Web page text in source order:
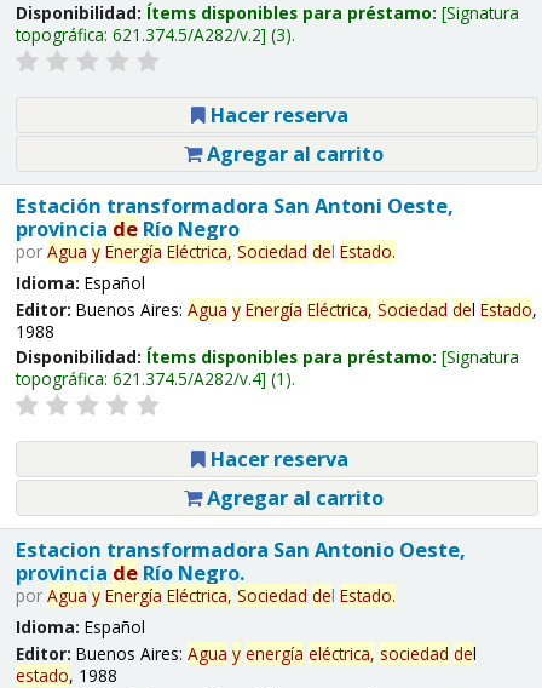
Disponibilidad: Ítems disponibles para préstamo: Signatura
topográfica: 621.374.5/A282/v.2 (3).
Hacer reserva
Agregar al carrito
Estación transformadora San Antoni Oeste,
provincia deRío Negro
por Agua y Energía Eléctrica, Sociedad del Estado.
Idioma: Español
Editor: Buenos Aires: Agua y Energía Eléctrica, Sociedad del Estado,
1988
Disponibilidad: Ítems disponibles para préstamo: Signatura
topográfica: 621.374.5/A282/v.4 (1).
Hacer reserva
Agregar al carrito
Estacion transformadora San Antonio Oeste,
provincia deRío Negro.
por Agua y Energía Eléctrica, Sociedad del Estado.
Idioma: Español
Editor: Buenos Aires: Agua y energía eléctrica, sociedad del
estado, 1988